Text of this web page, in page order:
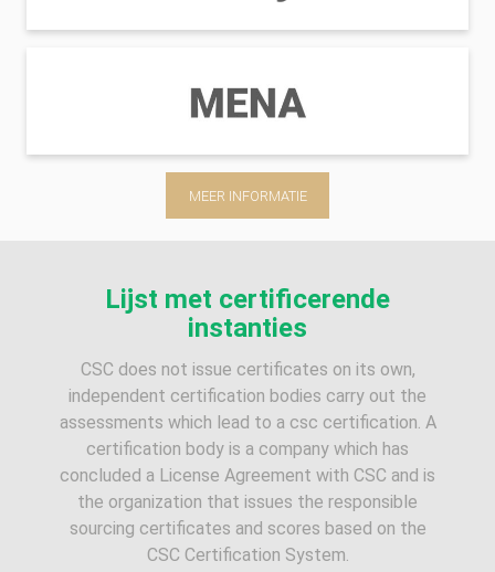
MEER INFORMATIE
Lijst met certificerende
instanties
CSC does not issue certificates on its own,
independent certification bodies carry out the
assessments which lead to a csc certification. A
certification body is a company which has
concluded a License Agreement with CSC and is
the organization that issues the responsible
sourcing certificates and scores based on the
CSC Certification System.